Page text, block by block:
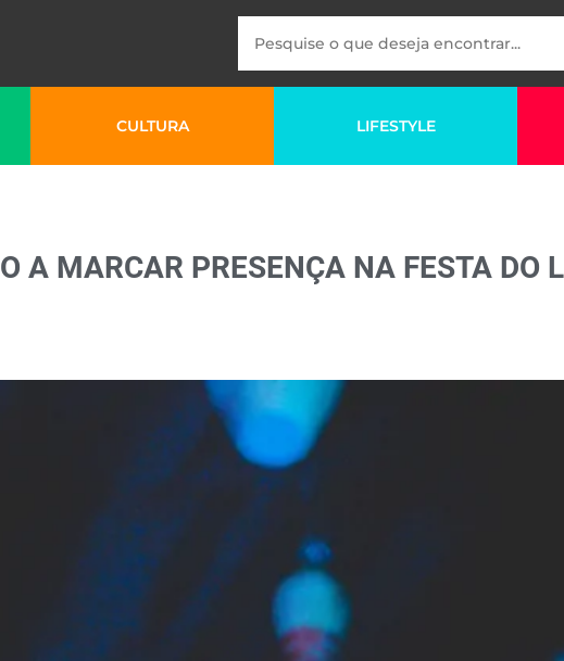
CULTURA LIFESTYLE
A MARCAR PRESENÇA NA FESTA DO